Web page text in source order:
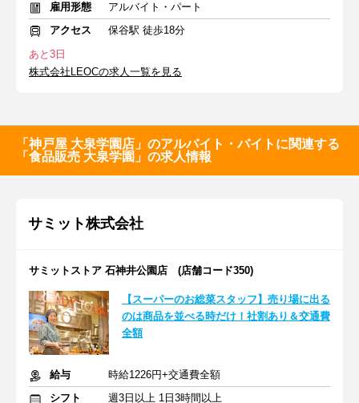
雇用形態
アルバイト・パート
アクセス
保谷駅 徒歩18分
あと3日
株式会社LEOCの求人一覧を見る
「神戸屋 大泉学園店」のアルバイト・バイトに関連する
「食品販売 大泉学園」の求人情報
サミット株式会社
サミットストア 石神井公園店 (店舗コード350)
【スーパーのお総菜スタッフ】売り場に出る
のは商品を並べる時だけ！社割あり＆交通費
全額
給与
時給1226円+交通費全額
シフト
週3日以上 1日3時間以上